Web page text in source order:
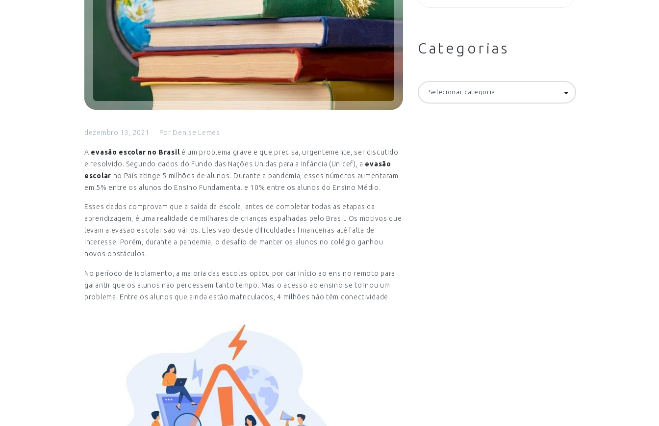
dezembro 13, 2021 Por Denise Lemes
A evasão escolar no Brasilé um problema grave e que precisa, urgentemente, ser discutido
e resolvido. Segundo dados do Fundo das Nações Unidas para a Infância (Unicef), a evasão
escolar no País atinge 5 milhões de alunos. Durante a pandemia, esses números aumentaram
em 5% entre os alunos do Ensino Fundamental e 10% entre os alunos do Ensino Médio.
Esses dados comprovam que a saída da escola, antes de completar todas as etapas da
aprendizagem, é uma realidade de milhares de crianças espalhadas pelo Brasil. Os motivos que
levam a evasão escolar são vários. Eles vão desde dificuldades financeiras até falta de
interesse. Porém, durante a pandemia, o desafio de manter os alunos no colégio ganhou
novos obstáculos.
No período de isolamento, a maioria das escolas optou por dar início ao ensino remoto para
garantir que os alunos não perdessem tanto tempo. Mas o acesso ao ensino se tornou um
problema. Entre os alunos que ainda estão matriculados, 4 milhões não têm conectividade.
Categorias
Categorias